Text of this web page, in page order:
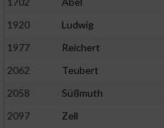
1920
Ludwig
1977
Reichert
2062
Teubert
2058
Süßmuth
2097
Zell